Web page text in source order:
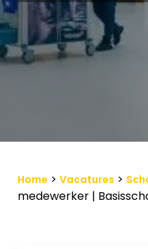
Home > Vacatures >
medewerker |
Opleidingen
Werkgevers
Bewaarde